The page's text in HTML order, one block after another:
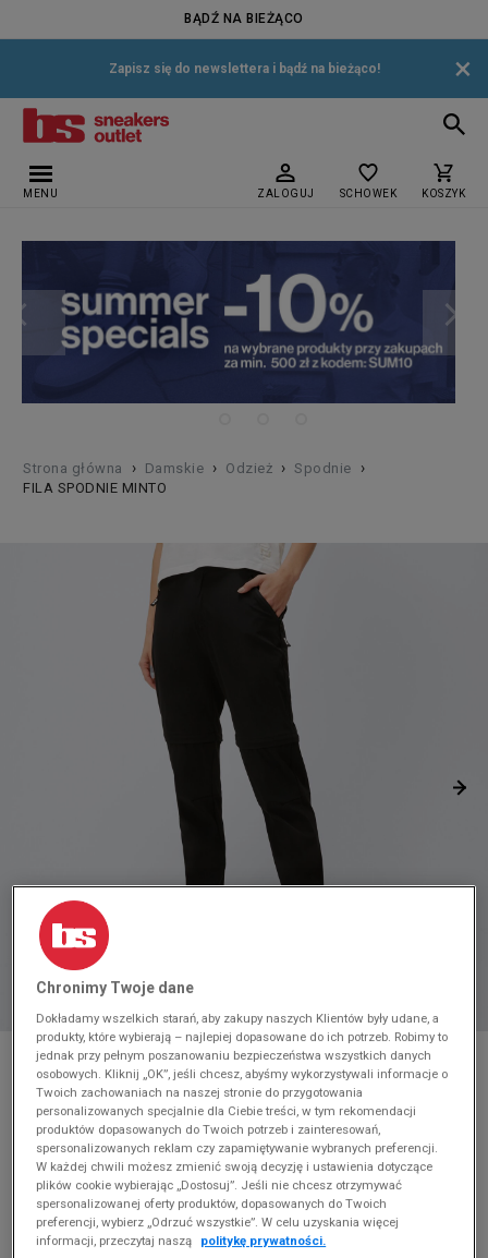
BĄDŹ NA BIEŻĄCO
Zapisz się do newslettera i bądź na bieżąco! ×
MENU ZALOGUJ SCHOWEK KOSZYK
Strona główna › Damskie › Odzież › Spodnie ›
FILA SPODNIE MINTO
* Zdjęcie poglądowe
FILA SPODNIE MINTO
Produkt pochodzi z końcówek aktualnych kolekcji, ubiegłych
sezonów lub z ekspozycji.
Szczegóły.
219,99 zł cena rekomendowana przez producenta
50 zł
Chronimy Twoje dane
Dokładamy wszelkich starań, aby zakupy naszych Klientów były udane, a
produkty, które wybierają – najlepiej dopasowane do ich potrzeb. Robimy to
jednak przy pełnym poszanowaniu bezpieczeństwa wszystkich danych
osobowych. Kliknij „OK”, jeśli chcesz, abyśmy wykorzystywali informacje o
Twoich zachowaniach na naszej stronie do przygotowania
personalizowanych specjalnie dla Ciebie treści, w tym rekomendacji
produktów dopasowanych do Twoich potrzeb i zainteresowań,
spersonalizowanych reklam czy zapamiętywanie wybranych preferencji.
W każdej chwili możesz zmienić swoją decyzję i ustawienia dotyczące
plików cookie wybierając „Dostosuj”. Jeśli nie chcesz otrzymywać
spersonalizowanej oferty produktów, dopasowanych do Twoich
preferencji, wybierz „Odrzuć wszystkie”. W celu uzyskania więcej
informacji, przeczytaj naszą
politykę prywatności.